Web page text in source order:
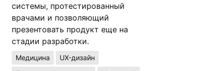
системы, протестированный
врачами и позволяющий
презентовать продукт еще на
стадии разработки.
Медицина
UX-дизайн